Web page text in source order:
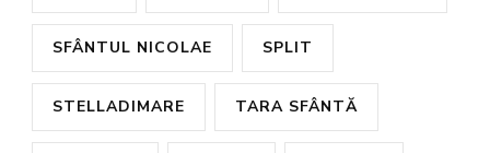
SFÂNTUL NICOLAE SPLIT
STELLADIMARE TARA SFÂNTĂ